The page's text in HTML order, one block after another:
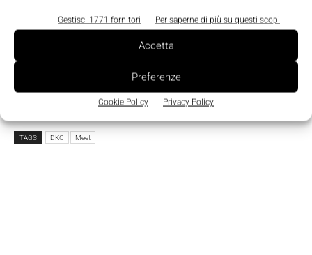
Gestisci 1771 fornitori Per saperne di più su questi scopi
Accetta
Preferenze
Cookie Policy Privacy Policy
nonché agli impianti semaforici e a tutti gli apparati
di gestione outdoor. Un’intera linea ampia,
funzionale e versatile in cui ogni componente è
pensato per essere integrato in sistemi
personalizzabili, modulari e intercambiabili.
TAGS DKC Meet